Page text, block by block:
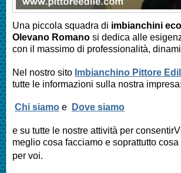
Una piccola squadra di imbianchini
Olevano Romano si dedica alle
con il massimo di professionalità,
Nel nostro sito Imbianchino Pittore
tutte le informazioni sulla nostra impresa:
Chi siamo e Dove siamo
e su tutte le nostre attività per
meglio cosa facciamo e soprattutto
per voi.